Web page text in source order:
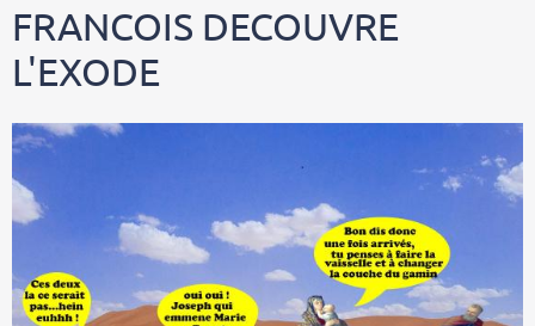
FRANCOIS DECOUVRE
L'EXODE